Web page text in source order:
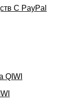
С PayPal
QIWI